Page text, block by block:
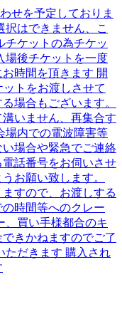
せを予定しておりま
はできません、こ
チケットの為チケッ
場後チケットを一度
時間を頂きます 開
トをお渡しさせて
場合もございます。
いません、再集合す
場内での電波障害等
場合や緊急でご連絡
話番号をお伺いさせ
お願い致します。
すので、お渡しする
時間等へのクレー
、買い手様都合のキ
きかねますのでご了
ただきます 購入され